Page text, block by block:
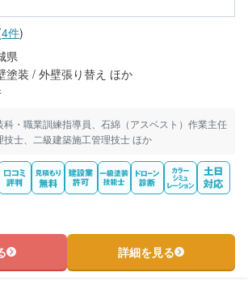
4件)
県
塗装 / 外壁張り替え ほか
・職業訓練指導員、石綿（アスベスト）作業主任
士、二級建築施工管理技士 ほか
詳細を見る